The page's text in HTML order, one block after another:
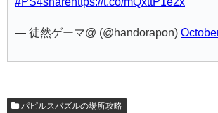
— 徒然ゲーマ@ (@handorapon)
パピルスバズルの場所攻略